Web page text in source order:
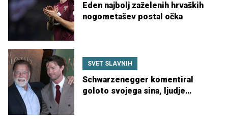
Eden najbolj zaželenih hrvaških
nogometašev postal očka
SVET SLAVNIH
Schwarzenegger komentiral
goloto svojega sina, ljudje